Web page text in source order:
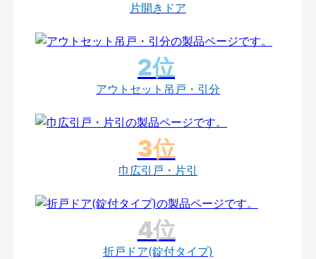
片開きドア
アウトセット吊戸・引分
巾広引戸・片引
折戸ドア(錠付タイプ)